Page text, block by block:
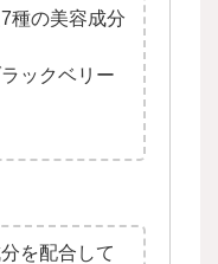
種の美容成分
ックベリー
を配合して